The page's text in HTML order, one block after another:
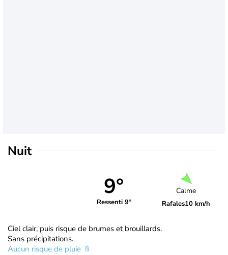
Nuit
9°
Ressenti 9°
Calme
Rafales10 km/h
Ciel clair, puis risque de brumes et brouillards.
Sans précipitations.
Aucun risque de pluie